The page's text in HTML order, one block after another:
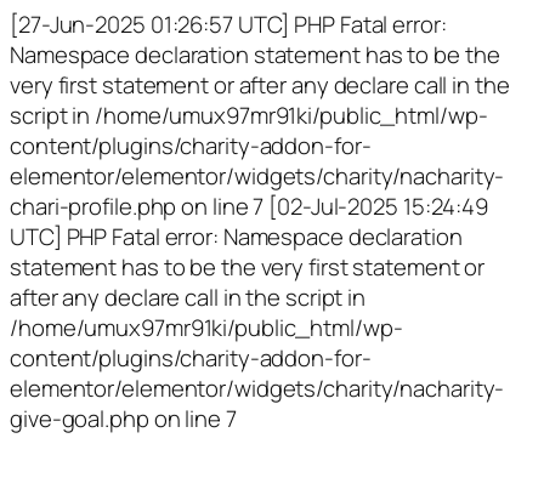
[27-Jun-2025 01:26:57 UTC] PHP Fatal error:
Namespace declaration statement has to be the
very first statement or after any declare call in the
script in /home/umux97mr91ki/public_html/wp-
content/plugins/charity-addon-for-
elementor/elementor/widgets/charity/nacharity-
chari-profile.php on line 7 [02-Jul-2025 15:24:49
UTC] PHP Fatal error: Namespace declaration
statement has to be the very first statement or
after any declare call in the script in
/home/umux97mr91ki/public_html/wp-
content/plugins/charity-addon-for-
elementor/elementor/widgets/charity/nacharity-
give-goal.php on line 7